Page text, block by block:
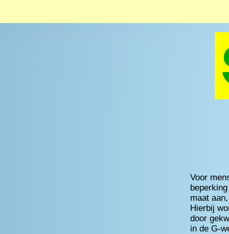
Voor
maat
Hierbij
door
in de G-